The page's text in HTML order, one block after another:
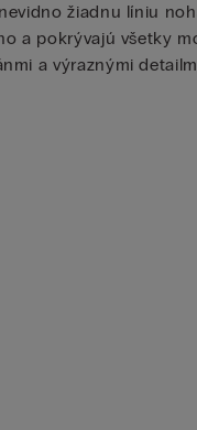
žiadnu líniu
a pokrývajú všetky
a výraznými